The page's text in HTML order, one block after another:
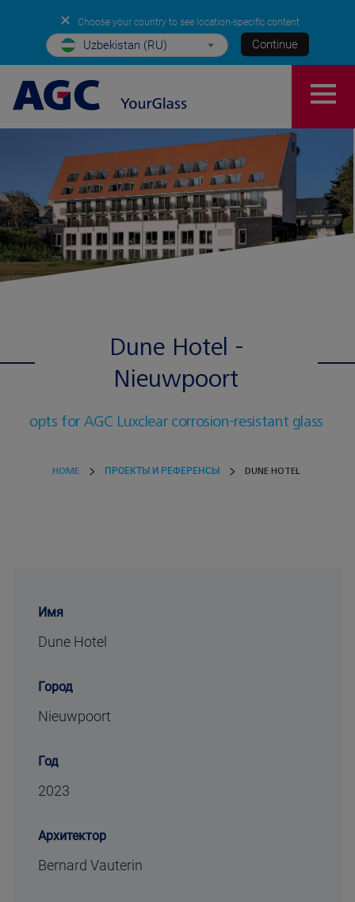
✕ Choose your country to see location-specific content
Uzbekistan (RU) Continue
Dune Hotel -
Nieuwpoort
opts for AGC Luxclear corrosion-resistant glass
HOME ПРОЕКТЫ И РЕФЕРЕНСЫ DUNE HOTEL
Имя
Dune Hotel
Город
Nieuwpoort
Год
2023
Архитектор
Bernard Vauterin